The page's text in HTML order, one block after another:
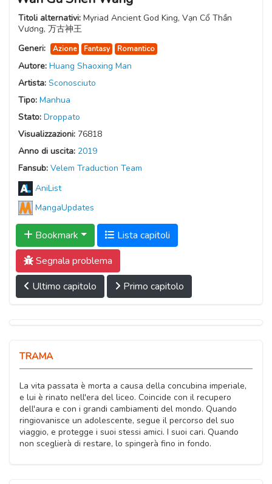
Titoli alternativi: Myriad Ancient God King, Vạn Cổ Thần
Vương, 万古神王
Generi:
Azione Fantasy Romantico
Autore: Huang Shaoxing Man
Artista: Sconosciuto
Tipo: Manhua
Stato: Droppato
Visualizzazioni: 76818
Anno di uscita: 2019
Fansub: Velem Traduction Team
AniList
MangaUpdates
Bookmark
Lista capitoli
Segnala problema
Ultimo capitolo
Primo capitolo
TRAMA
La vita passata è morta a causa della concubina imperiale,
e lui è rinato nell'era del liceo. Coincide con il recupero
dell'aura e con i grandi cambiamenti del mondo. Quando
ringiovanisce un adolescente, segue il percorso del suo
viaggio, e protegge i suoi stessi amici. I suoi cari. Quando
non sceglierà di restare, lo spingerà fino in fondo.